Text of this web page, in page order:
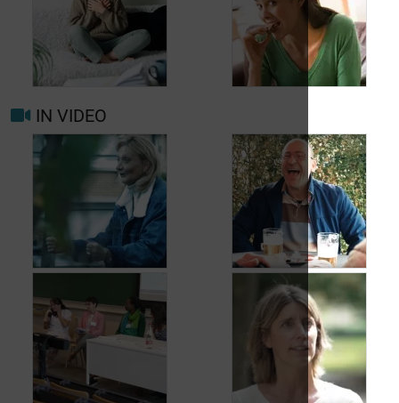
Wanneer opnieuw
uw arts raadplegen
bij migraine of
hoofdpijn?
Hoofdpijn dagelijks
voorkomen
Beter leven met
migraine in het
dagelijks leven
Trigger- en
risicofactoren voor
migraine en
hoofdpijn
IN VIDEO
Carole, 55 jaar,
vond een oplossing
urineverlies
Jean, 58 jaar,
geniet van het leven,
ondanks het feit dat
hij met urineverlies
kampt